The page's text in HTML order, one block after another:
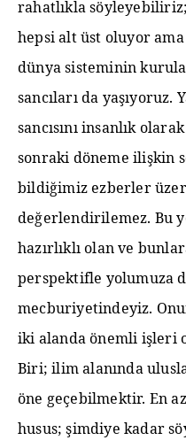
rahatlıkla
hepsi alt üst oluyor
dünya sisteminin
sancıları da
sancısını insanlık
sonraki döneme ilişkin
bildiğimiz ezberler
değerlendirilemez. Bu
hazırlıklı olan ve
perspektifle yolumuza
mecburiyetindeyiz.
iki alanda önemli işleri
Biri; ilim alanında
öne geçebilmektir. En
husus; şimdiye kadar